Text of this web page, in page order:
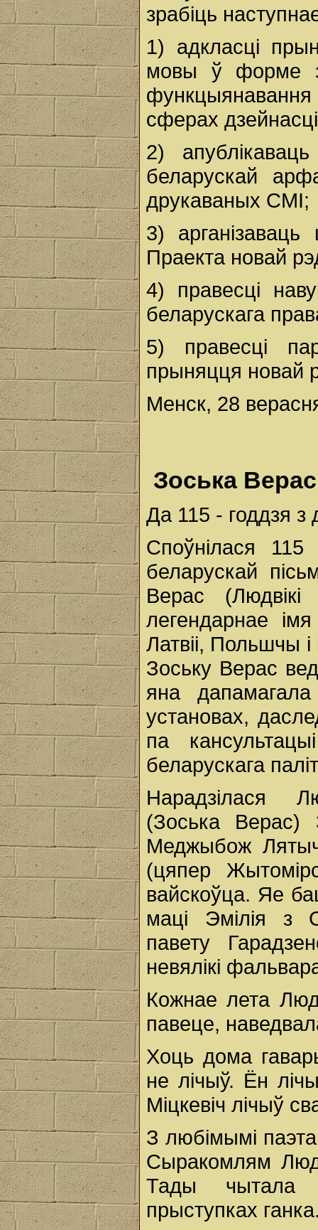
зрабіць
1) адкласці
мовы ў форме
сферах
2)
беларускай
друкаваных СМІ;
3)
Праекта новай
4) правесці
беларускага
5) правесці
прыняцця новай
Менск, 28
Зоська Верас
Да 115 - годдзя
Споўнілася
беларускай
Верас
легендарнае
Латвіі, Польшчы
Зоську Верас
яна дапамагала
установах,
па
беларускага
Нарадзілася
(Зоська Верас)
Меджыбож
(цяпер
вайскоўца. Яе
маці Эмілія з
павету
невялікі
Кожнае лета
павеце,
Хоць дома
не лічыў. Ён
Міцкевіч лічыў
З любімымі
Сыракомлям
Тады чытала
прыступках